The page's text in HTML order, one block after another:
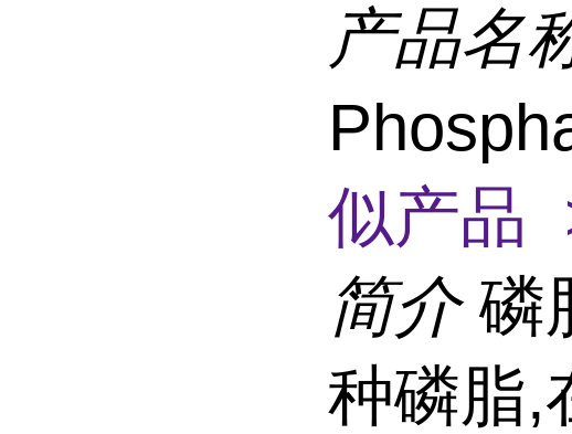
产品名
似产品
简介 磷
种磷脂,